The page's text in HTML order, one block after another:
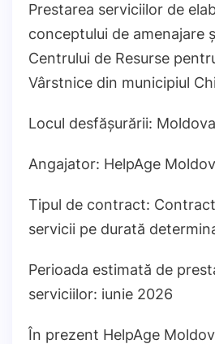
Prestarea serviciilor de
conceptului de amenajare
Centrului de Resurse
Vârstnice din municipiul
Locul desfășurării:
Angajator: HelpAge
Tipul de contract:
servicii pe durată
Perioada estimată de
serviciilor: iunie 2026
În prezent HelpAge